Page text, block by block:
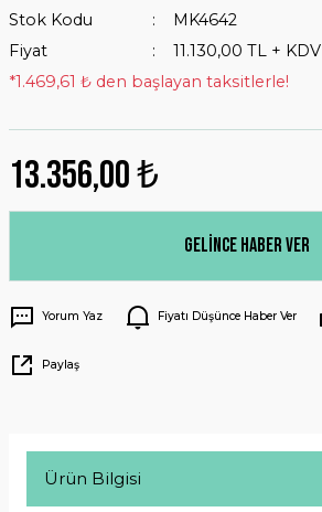
Stok Kodu
MK4642
Fiyat
11.130,00 TL + KDV
*1.469,61 ₺ den başlayan taksitlerle!
13.356,00 ₺
Gelince Haber Ver
Yorum Yaz Fiyatı Düşünce Haber Ver
Paylaş
Ürün Bilgisi